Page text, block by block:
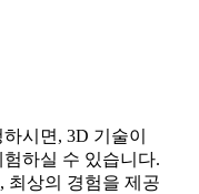
시면, 3D 기술이
하실 수 있습니다.
최상의 경험을 제공